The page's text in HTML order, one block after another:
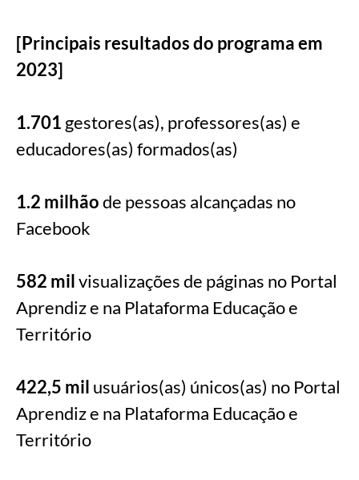
[Principais resultados do programa em
2023]
1.701 gestores(as), professores(as) e
educadores(as) formados(as)
1.2 milhãode pessoas alcançadas no
Facebook
582 milvisualizações de páginas no Portal
Aprendiz e na Plataforma Educação e
Território
422,5 mil usuários(as) únicos(as) no Portal
Aprendiz e na Plataforma Educação e
Território